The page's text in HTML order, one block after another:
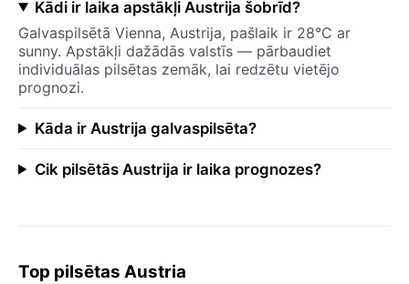
Kādi ir laika apstākļi Austrija šobrīd?
Galvaspilsētā Vienna, Austrija, pašlaik ir 28°C ar
sunny. Apstākļi dažādās valstīs — pārbaudiet
individuālas pilsētas zemāk, lai redzētu vietējo
prognozi.
Kāda ir Austrija galvaspilsēta?
Cik pilsētās Austrija ir laika prognozes?
Top pilsētas Austria